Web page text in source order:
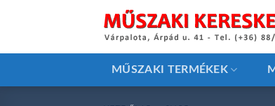
MŰSZAKI TERMÉKEK